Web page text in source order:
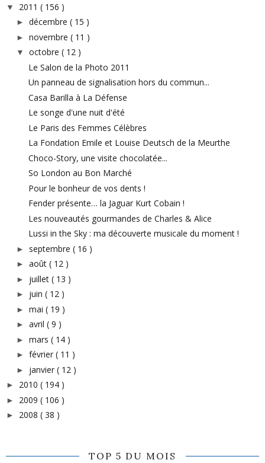
▼ 2011 ( 156 )
► décembre ( 15 )
► novembre ( 11 )
▼ octobre ( 12 )
Le Salon de la Photo 2011
Un panneau de signalisation hors du commun...
Casa Barilla à La Défense
Le songe d'une nuit d'été
Le Paris des Femmes Célèbres
La Fondation Emile et Louise Deutsch de la Meurthe
Choco-Story, une visite chocolatée...
So London au Bon Marché
Pour le bonheur de vos dents !
Fender présente… la Jaguar Kurt Cobain !
Les nouveautés gourmandes de Charles & Alice
Lussi in the Sky : ma découverte musicale du moment !
► septembre ( 16 )
► août ( 12 )
► juillet ( 13 )
► juin ( 12 )
► mai ( 19 )
► avril ( 9 )
► mars ( 14 )
► février ( 11 )
► janvier ( 12 )
► 2010 ( 194 )
► 2009 ( 106 )
► 2008 ( 38 )
TOP 5 DU MOIS